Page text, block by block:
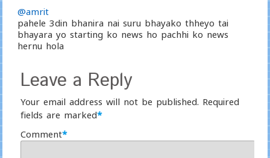
@amrit
pahele 3din bhanira nai suru bhayako thheyo tai
bhayara yo starting ko news ho pachhi ko news
hernu hola
Leave a Reply
Your email address will not be published. Required
fields are marked*
Comment*